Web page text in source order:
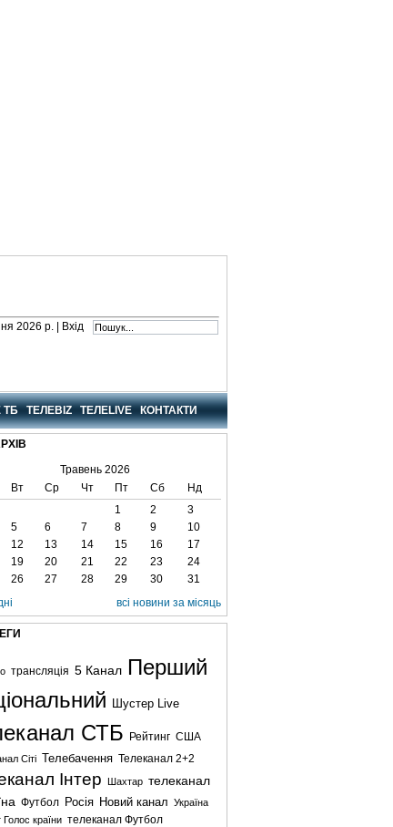
2026 р. | Вхід
ТБ ТЕЛЕBIZ ТЕЛЕLIVE КОНТАКТИ
Травень 2026
Вт Ср Чт Пт Сб
Нд
1
2
3
5 6 7 8 9
10
12 13 14 15 16
17
19 20 21 22 23
24
26 27 28 29 30
31
всі новини за місяць
трансляція 5 Канал Перший
Шустер Live
СТБ Рейтинг США
Сіті Телебачення Телеканал 2+2
Інтер Шахтар телеканал
Футбол Росія Новий канал Україна
Голос країни телеканал Футбол